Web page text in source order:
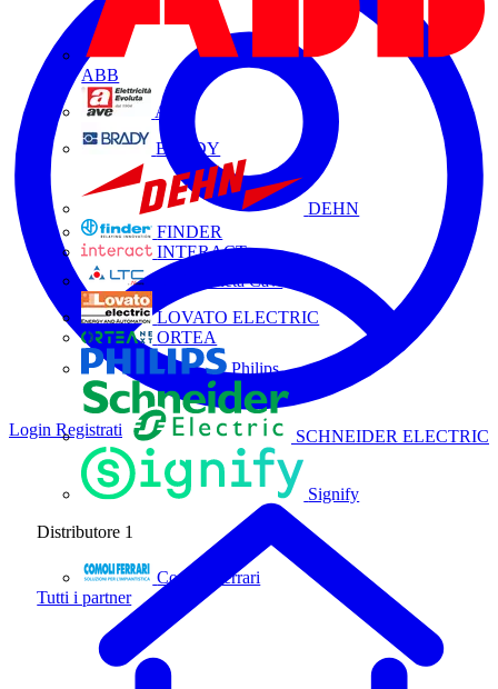
ABB
AVE
BRADY
DEHN
FINDER
INTERACT
La Triveneta Cavi
LOVATO ELECTRIC
ORTEA
Philips
SCHNEIDER ELECTRIC
Signify
Distributore 1
Comoli Ferrari
Tutti i partner
Login Registrati